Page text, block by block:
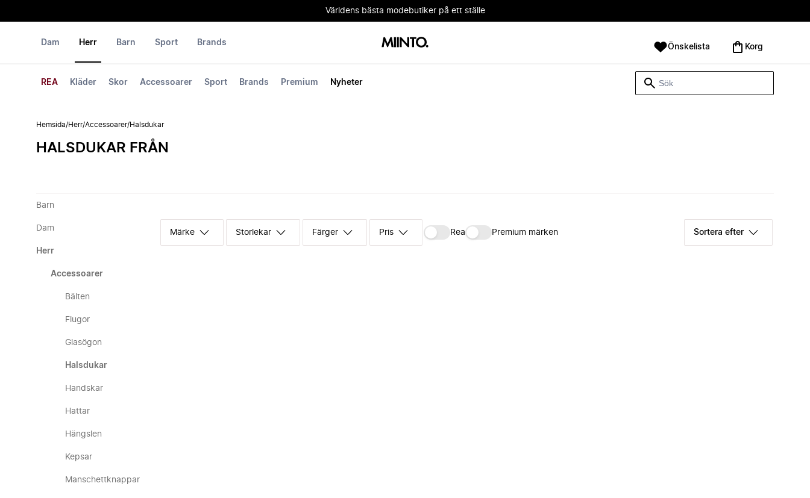
Världens bästa modebutiker på ett ställe
Dam Herr
REA Kläder Skor Accessoarer Sport Brands Premium Nyheter
Barn Sport Brands Önskelista Korg
Hemsida/Herr/Accessoarer/Halsdukar
HALSDUKAR FRÅN
Barn
Dam
Herr
Accessoarer
Bälten
Flugor
Glasögon
Halsdukar
Handskar
Hattar
Hängslen
Kepsar
Manschettknappar
Märke Storlekar Färger Pris Rea Premium märken Sortera efter